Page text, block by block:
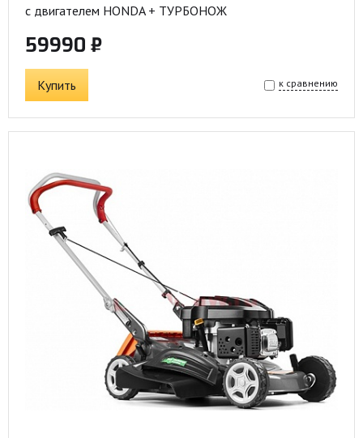
с двигателем HONDA + ТУРБОНОЖ
59990 ₽
Купить к сравнению